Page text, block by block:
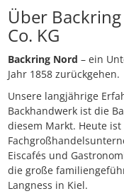
Über
Co. KG
Backring Nord – ein
Jahr 1858 zurückgehen.
Unsere langjährige
Backhandwerk ist die
diesem Markt. Heute
Eiscafés und
die große
Langness in Kiel.